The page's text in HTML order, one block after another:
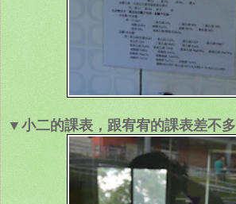
▼小二的課表，跟宥宥的課表差不多